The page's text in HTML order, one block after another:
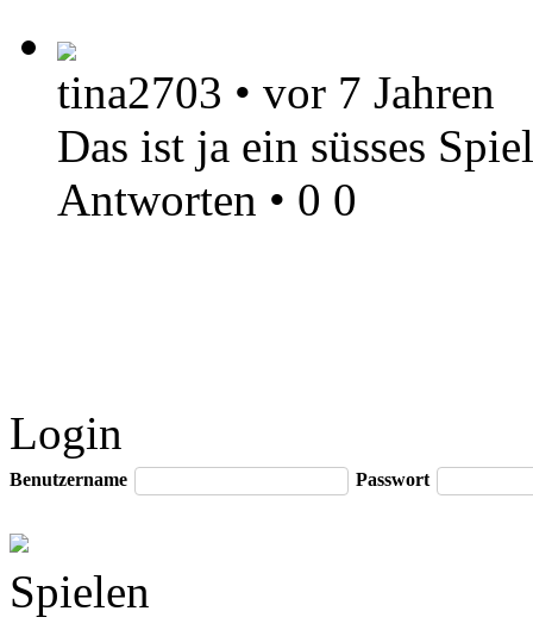
tina2703 • vor 7 Jahren
Das ist ja ein süsses
Antworten • 0 0
Login
Benutzername Passwort
Spielen